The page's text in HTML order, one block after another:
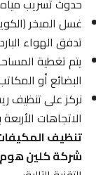
حدوث تسريب مياه.
غسل المبخر (الكويل)
تدفق الهواء البارد.
يتم تغطية
البضائع أو المكاتب.
نركز على تنظيف ريش
الاتجاهات الأربعة
تنظيف المكيفات
شركة كلين هوم